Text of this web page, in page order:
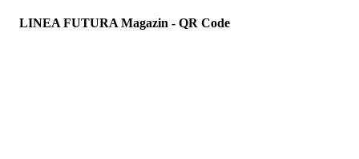
LINEA FUTURA Magazin - QR Code